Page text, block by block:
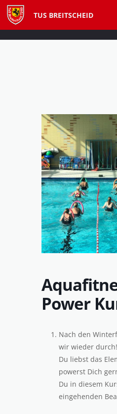
TUS BREITSCHEID
Power
Nach den
wir wieder durch!
Du liebst das
powerst Dich
Du in diesem
eingehenden